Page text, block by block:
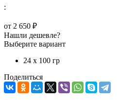
:
от 2 650 ₽
Нашли дешевле?
Выберите вариант
24 х 100 гр
Поделиться